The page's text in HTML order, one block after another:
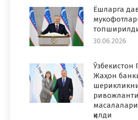
Ёшларга
30.06.2026
Ўзбекистон
Жаҳон
қилди